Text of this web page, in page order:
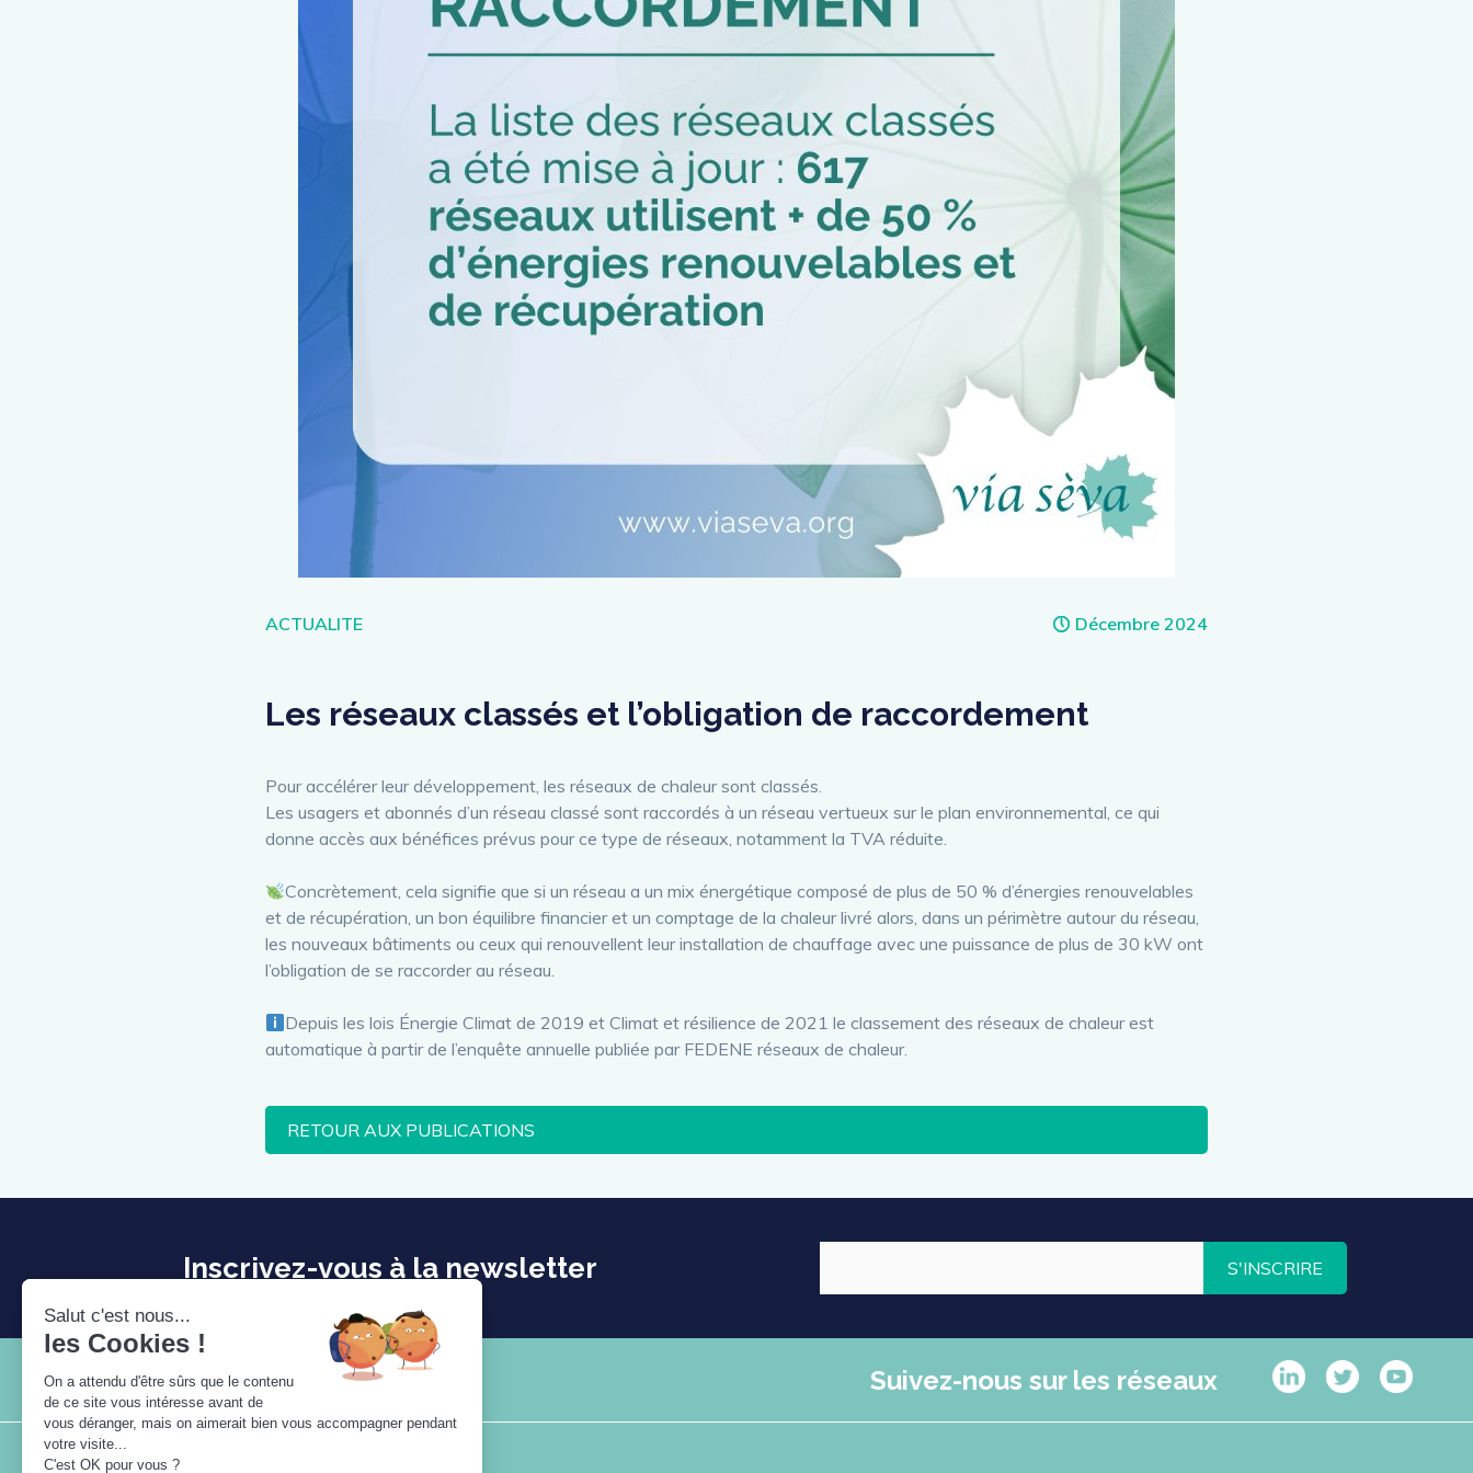
Catégories
ACTUALITE Décembre 2024
Les réseaux classés et l’obligation de raccordement
Pour accélérer leur développement, les réseaux de chaleur sont classés.
Les usagers et abonnés d’un réseau classé sont raccordés à un réseau vertueux sur le plan environnemental, ce qui
donne accès aux bénéfices prévus pour ce type de réseaux, notamment la TVA réduite.
Concrètement, cela signifie que si un réseau a un mix énergétique composé de plus de 50 % d’énergies renouvelables
et de récupération, un bon équilibre financier et un comptage de la chaleur livré alors, dans un périmètre autour du réseau,
les nouveaux bâtiments ou ceux qui renouvellent leur installation de chauffage avec une puissance de plus de 30 kW ont
l’obligation de se raccorder au réseau.
Depuis les lois Énergie Climat de 2019 et Climat et résilience de 2021 le classement des réseaux de chaleur est
automatique à partir de l’enquête annuelle publiée par FEDENE réseaux de chaleur.
RETOUR AUX PUBLICATIONS
Inscrivez-vous à la newsletter S'INSCRIRE
Plan du site Mentions légales Crédits Suivez-nous sur les réseaux